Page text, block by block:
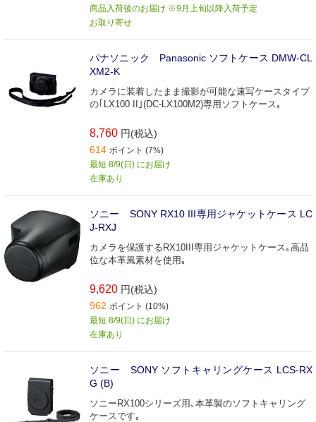
商品入荷後のお届け ※9月上旬以降入荷予定
お取り寄せ
パナソニック Panasonic ソフトケース DMW-CL
XM2-K
カメラに装着したまま撮影が可能な速写ケースタイプ
の｢LX100 II｣(DC-LX100M2)専用ソフトケース｡
8,760 円(税込)
614 ポイント (7%)
最短 8/9(日) にお届け
在庫あり
ソニー SONY RX10 III専用ジャケットケース LC
J-RXJ
カメラを保護するRX10III専用ジャケットケース｡高品
位な本革風素材を使用｡
9,620 円(税込)
962 ポイント (10%)
最短 8/9(日) にお届け
在庫あり
ソニー SONY ソフトキャリングケース LCS-RX
G (B)
ソニーRX100シリーズ用､本革製のソフトキャリング
ケースです｡